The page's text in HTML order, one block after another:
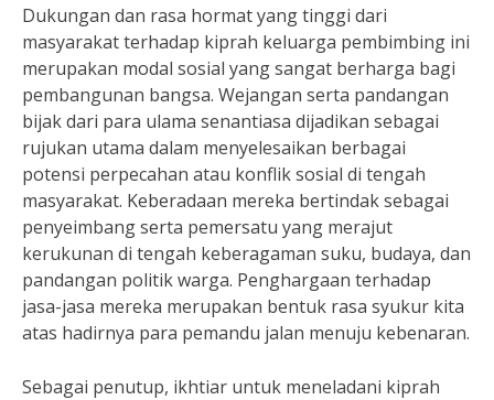
Dukungan dan rasa hormat yang tinggi dari
masyarakat terhadap kiprah keluarga pembimbing ini
merupakan modal sosial yang sangat berharga bagi
pembangunan bangsa. Wejangan serta pandangan
bijak dari para ulama senantiasa dijadikan sebagai
rujukan utama dalam menyelesaikan berbagai
potensi perpecahan atau konflik sosial di tengah
masyarakat. Keberadaan mereka bertindak sebagai
penyeimbang serta pemersatu yang merajut
kerukunan di tengah keberagaman suku, budaya, dan
pandangan politik warga. Penghargaan terhadap
jasa-jasa mereka merupakan bentuk rasa syukur kita
atas hadirnya para pemandu jalan menuju kebenaran.
Sebagai penutup, ikhtiar untuk meneladani kiprah